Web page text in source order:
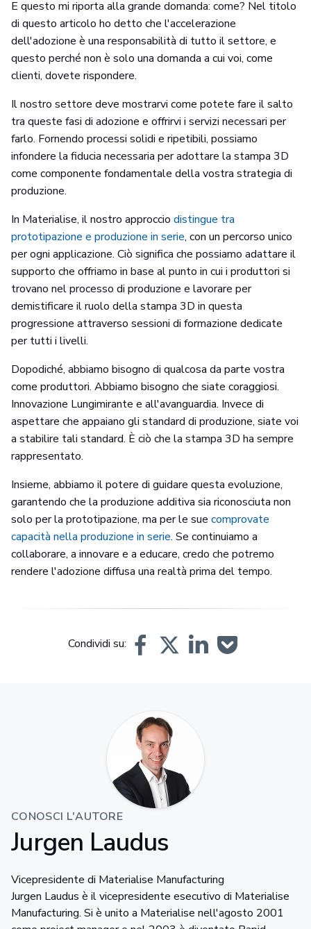
E questo mi riporta alla grande domanda: come? Nel titolo
di questo articolo ho detto che l'accelerazione
dell'adozione è una responsabilità di tutto il settore, e
questo perché non è solo una domanda a cui voi, come
clienti, dovete rispondere.
Il nostro settore deve mostrarvi come potete fare il salto
tra queste fasi di adozione e offrirvi i servizi necessari per
farlo. Fornendo processi solidi e ripetibili, possiamo
infondere la fiducia necessaria per adottare la stampa 3D
come componente fondamentale della vostra strategia di
produzione.
In Materialise, il nostro approccio distingue tra
prototipazione e produzione in serie, con un percorso unico
per ogni applicazione. Ciò significa che possiamo adattare il
supporto che offriamo in base al punto in cui i produttori si
trovano nel processo di produzione e lavorare per
demistificare il ruolo della stampa 3D in questa
progressione attraverso sessioni di formazione dedicate
per tutti i livelli.
Dopodiché, abbiamo bisogno di qualcosa da parte vostra
come produttori. Abbiamo bisogno che siate coraggiosi.
Innovazione Lungimirante e all'avanguardia. Invece di
aspettare che appaiano gli standard di produzione, siate voi
a stabilire tali standard. È ciò che la stampa 3D ha sempre
rappresentato.
Insieme, abbiamo il potere di guidare questa evoluzione,
garantendo che la produzione additiva sia riconosciuta non
solo per la prototipazione, ma per le sue comprovate
capacità nella produzione in serie. Se continuiamo a
collaborare, a innovare e a educare, credo che potremo
rendere l'adozione diffusa una realtà prima del tempo.
Condividi su:
CONOSCI L'AUTORE
Jurgen Laudus
Vicepresidente di Materialise Manufacturing
Jurgen Laudus è il vicepresidente esecutivo di Materialise
Manufacturing. Si è unito a Materialise nell'agosto 2001